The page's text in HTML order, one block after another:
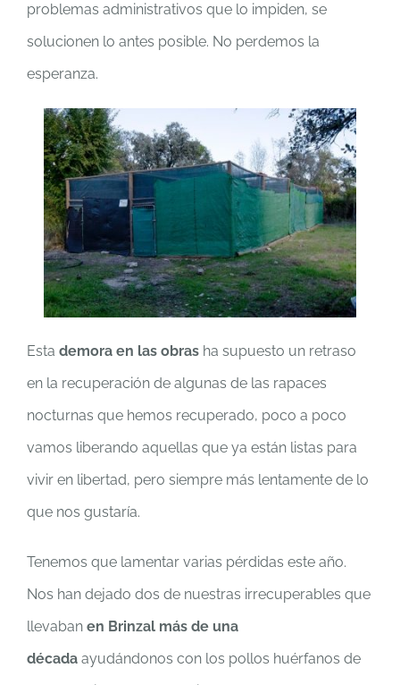
problemas administrativos que lo impiden, se
solucionen lo antes posible. No perdemos la
esperanza.
Esta demora en las obras ha supuesto un retraso
en la recuperación de algunas de las rapaces
nocturnas que hemos recuperado, poco a poco
vamos liberando aquellas que ya están listas para
vivir en libertad, pero siempre más lentamente de lo
que nos gustaría.
Tenemos que lamentar varias pérdidas este año.
Nos han dejado dos de nuestras irrecuperables que
llevaban en Brinzal más de una
década ayudándonos con los pollos huérfanos de